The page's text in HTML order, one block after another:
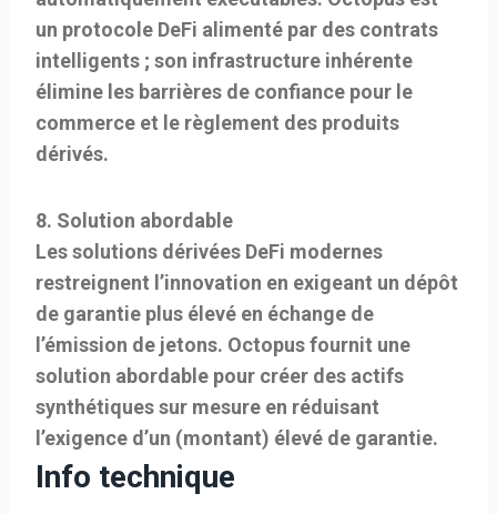
un protocole DeFi alimenté par des contrats
intelligents ; son infrastructure inhérente
élimine les barrières de confiance pour le
commerce et le règlement des produits
dérivés.
8. Solution abordable
Les solutions dérivées DeFi modernes
restreignent l’innovation en exigeant un dépôt
de garantie plus élevé en échange de
l’émission de jetons. Octopus fournit une
solution abordable pour créer des actifs
synthétiques sur mesure en réduisant
l’exigence d’un (montant) élevé de garantie.
Info technique